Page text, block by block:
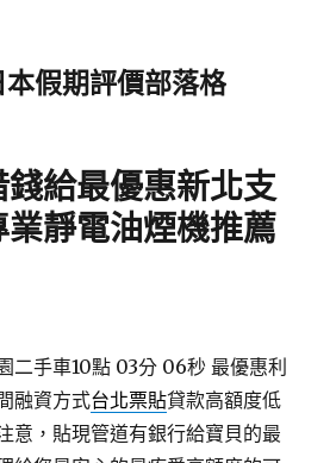
假期評價部落格
錢給最優惠新北支
靜電油煙機推薦
二手車10點 03分 06秒 最優惠利
融資方式台北票貼貸款高額度低
意，貼現管道有銀行給寶貝的最